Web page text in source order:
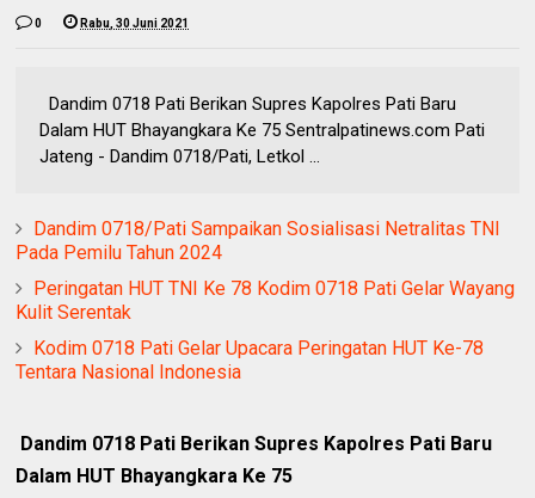
0 Rabu, 30 Juni 2021
Dandim 0718 Pati Berikan Supres Kapolres Pati Baru
Dalam HUT Bhayangkara Ke 75 Sentralpatinews.com Pati
Jateng - Dandim 0718/Pati, Letkol ...
Dandim 0718/Pati Sampaikan Sosialisasi Netralitas TNI
Pada Pemilu Tahun 2024
Peringatan HUT TNI Ke 78 Kodim 0718 Pati Gelar Wayang
Kulit Serentak
Kodim 0718 Pati Gelar Upacara Peringatan HUT Ke-78
Tentara Nasional Indonesia
Dandim 0718 Pati Berikan Supres Kapolres Pati Baru
Dalam HUT Bhayangkara Ke 75